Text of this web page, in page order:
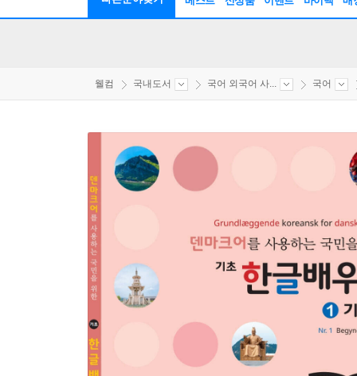
웰컴 국내도서 국어 외국어 사... 국어